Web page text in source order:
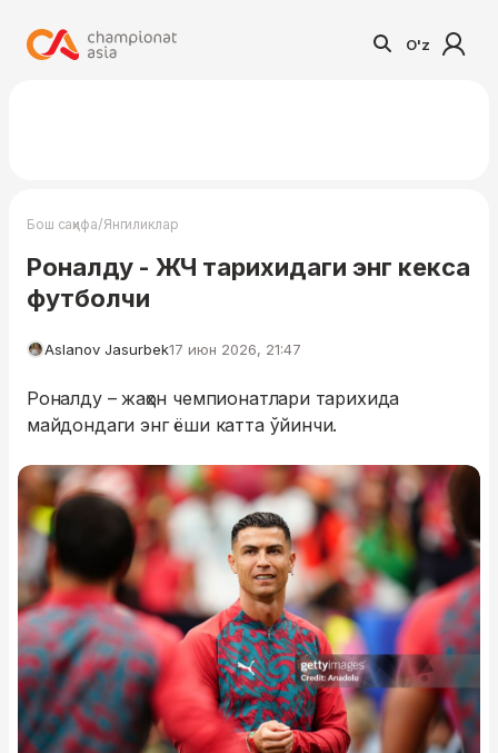
O'z
Бош саҳифа/Янгиликлар
Роналду - ЖЧ тарихидаги энг кекса
футболчи
Aslanov Jasurbek17 июн 2026, 21:47
Роналду – жаҳон чемпионатлари тарихида
майдондаги энг ёши катта ўйинчи.